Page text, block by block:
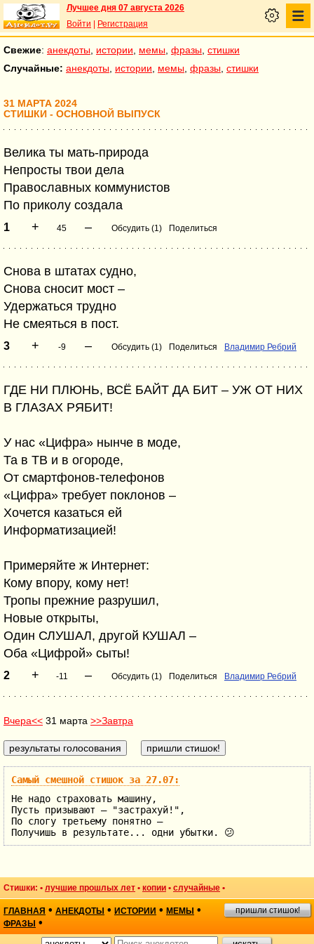
Лучшее дня 07 августа 2026
Войти
Регистрация
Свежие: анекдоты истории мемы фразы стишки
Случайные: анекдоты истории мемы фразы стишки
31 МАРТА 2024
СТИШКИ - ОСНОВНОЙ ВЫПУСК
Велика ты мать-природа
Непросты твои дела
Православных коммунистов
По приколу создала
1 + 45 – Обсудить (1) Поделиться
Снова в штатах судно,
Снова сносит мост –
Удержаться трудно
Не смеяться в пост.
3 + -9 – Обсудить (1) Поделиться Владимир Ребрий
ГДЕ НИ ПЛЮНЬ, ВСЁ БАЙТ ДА БИТ – УЖ ОТ НИХ
В ГЛАЗАХ РЯБИТ!
У нас «Цифра» нынче в моде,
Та в ТВ и в огороде,
От смартфонов-телефонов
«Цифра» требует поклонов –
Хочется казаться ей
Информатизацией!
Примеряйте ж Интернет:
Кому впору, кому нет!
Тропы прежние разрушил,
Новые открыты,
Один СЛУШАЛ, другой КУШАЛ –
Оба «Цифрой» сыты!
2 + -11 – Обсудить (1) Поделиться Владимир Ребрий
Вчера<< 31 марта >>Завтра
Самый смешной стишок за 27.07:
Не надо страховать машину,
Пусть призывают – "застрахуй!",
По слогу третьему понятно –
Получишь в результате... одни убытки. 😕
Стишки: • лучшие прошлых лет • копии • случайные •
ГЛАВНАЯ • АНЕКДОТЫ • ИСТОРИИ • МЕМЫ •
ФРАЗЫ •
пришли стишок!